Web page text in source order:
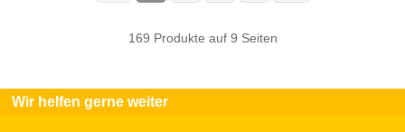
169 Produkte auf 9 Seiten
Wir helfen gerne weiter